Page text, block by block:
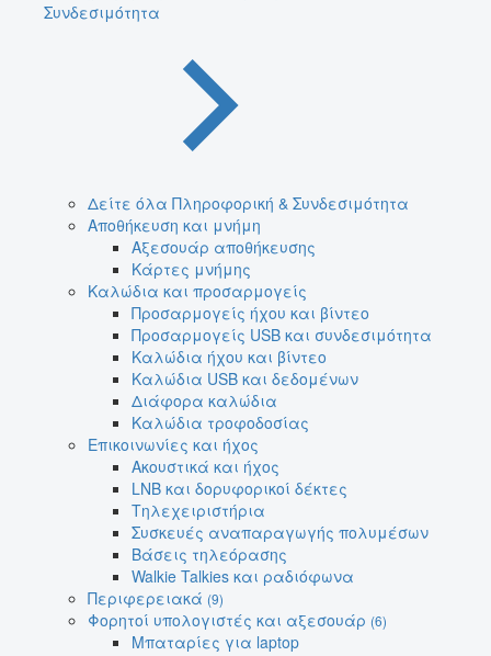
Συνδεσιμότητα
Δείτε όλα Πληροφορική & Συνδεσιμότητα
Αποθήκευση και μνήμη
Αξεσουάρ αποθήκευσης
Κάρτες μνήμης
Καλώδια και προσαρμογείς
Προσαρμογείς ήχου και βίντεο
Προσαρμογείς USB και συνδεσιμότητα
Καλώδια ήχου και βίντεο
Καλώδια USB και δεδομένων
Διάφορα καλώδια
Καλώδια τροφοδοσίας
Επικοινωνίες και ήχος
Ακουστικά και ήχος
LNB και δορυφορικοί δέκτες
Τηλεχειριστήρια
Συσκευές αναπαραγωγής πολυμέσων
Βάσεις τηλεόρασης
Walkie Talkies και ραδιόφωνα
Περιφερειακά (9)
Φορητοί υπολογιστές και αξεσουάρ (6)
Μπαταρίες για laptop